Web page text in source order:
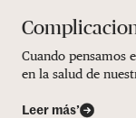
Cuando pensamos
en la salud de
Leer más’